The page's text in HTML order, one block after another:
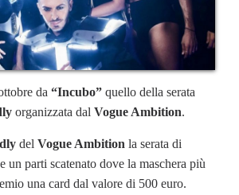
da “Incubo” quello della serata
organizzata dal Vogue Ambition.
del Vogue Ambition la serata di
un parti scatenato dove la maschera più
una card dal valore di 500 euro.